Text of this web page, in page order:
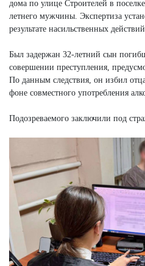
дома по улице Строителей в
летнего мужчины. Экспертиза
результате насильственных действий.
Был задержан 32-летний сын
совершении преступления,
По данным следствия, он избил
фоне совместного употребления
Подозреваемого заключили под